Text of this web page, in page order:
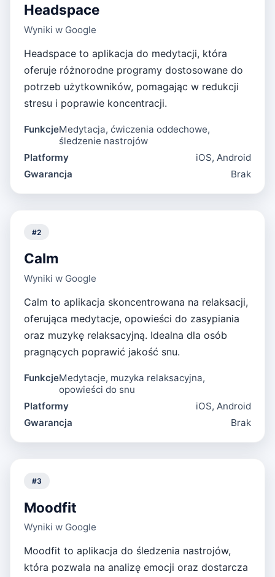
Headspace
Wyniki w Google
Headspace to aplikacja do medytacji, która
oferuje różnorodne programy dostosowane do
potrzeb użytkowników, pomagając w redukcji
stresu i poprawie koncentracji.
FunkcjeMedytacja, ćwiczenia oddechowe,
śledzenie nastrojów
Platformy
iOS, Android
Gwarancja
Brak
#2
Calm
Wyniki w Google
Calm to aplikacja skoncentrowana na relaksacji,
oferująca medytacje, opowieści do zasypiania
oraz muzykę relaksacyjną. Idealna dla osób
pragnących poprawić jakość snu.
FunkcjeMedytacje, muzyka relaksacyjna,
opowieści do snu
Platformy
iOS, Android
Gwarancja
Brak
#3
Moodfit
Wyniki w Google
Moodfit to aplikacja do śledzenia nastrojów,
która pozwala na analizę emocji oraz dostarcza